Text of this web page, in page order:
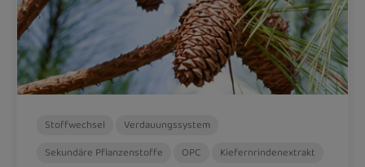
Stoffwechsel
Verdauungssystem
Sekundäre Pflanzenstoffe
OPC Kiefernrindenextrakt